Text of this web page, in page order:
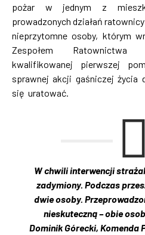
pożar w jednym z
prowadzonych działań
nieprzytomne osoby, którym
Zespołem Ratownictwa
kwalifikowanej pierwszej
sprawnej akcji gaśniczej życia
się uratować.
W chwili interwencji
zadymiony. Podczas
dwie osoby.
nieskuteczną – obie
Dominik Górecki, Komenda